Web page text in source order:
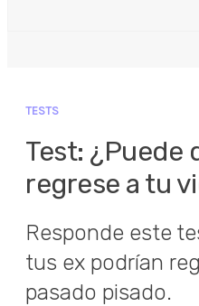
TESTS
Test: ¿Puede
regrese a tu
Responde este
tus ex podrían
pasado pisado.